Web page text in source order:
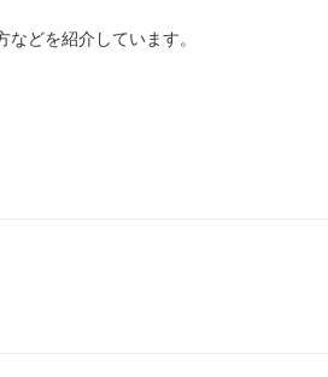
どを紹介しています。